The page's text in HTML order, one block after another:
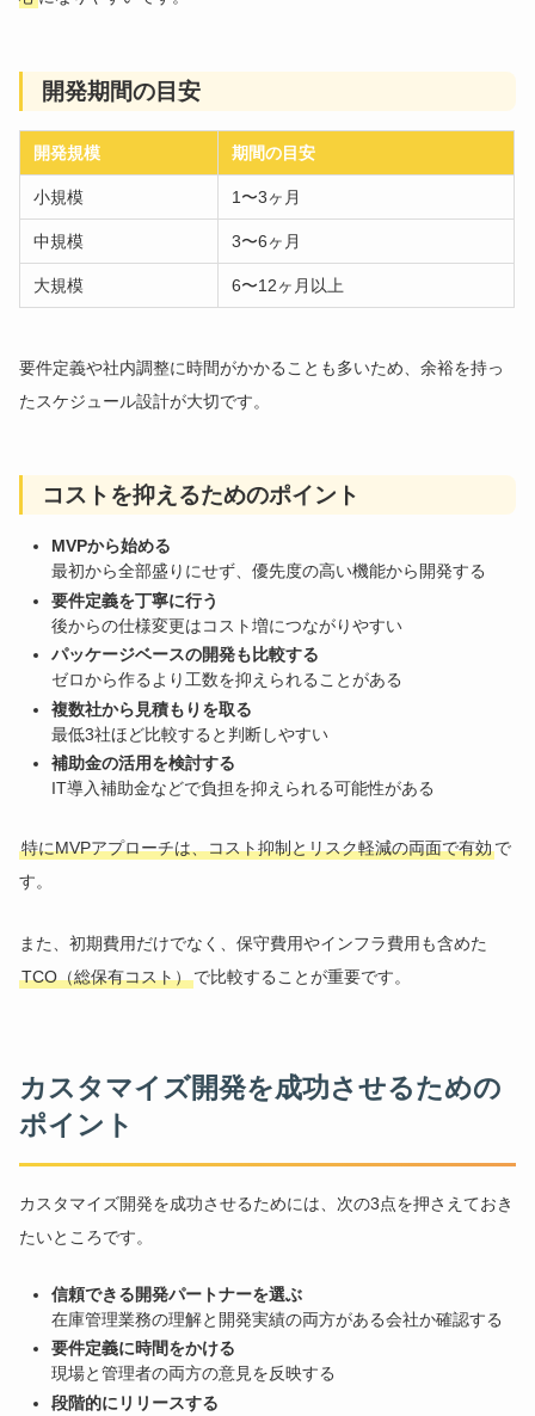
開発期間の目安
開発規模 期間の目安
小規模 1〜3ヶ月
中規模 3〜6ヶ月
大規模 6〜12ヶ月以上
要件定義や社内調整に時間がかかることも多いため、余裕を持っ
たスケジュール設計が大切です。
コストを抑えるためのポイント
MVPから始める
最初から全部盛りにせず、優先度の高い機能から開発する
要件定義を丁寧に行う
後からの仕様変更はコスト増につながりやすい
パッケージベースの開発も比較する
ゼロから作るより工数を抑えられることがある
複数社から見積もりを取る
最低3社ほど比較すると判断しやすい
補助金の活用を検討する
IT導入補助金などで負担を抑えられる可能性がある
特にMVPアプローチは、コスト抑制とリスク軽減の両面で有効で
す。
また、初期費用だけでなく、保守費用やインフラ費用も含めた
TCO（総保有コスト）で比較することが重要です。
カスタマイズ開発を成功させるための
ポイント
カスタマイズ開発を成功させるためには、次の3点を押さえておき
たいところです。
信頼できる開発パートナーを選ぶ
在庫管理業務の理解と開発実績の両方がある会社か確認する
要件定義に時間をかける
現場と管理者の両方の意見を反映する
段階的にリリースする